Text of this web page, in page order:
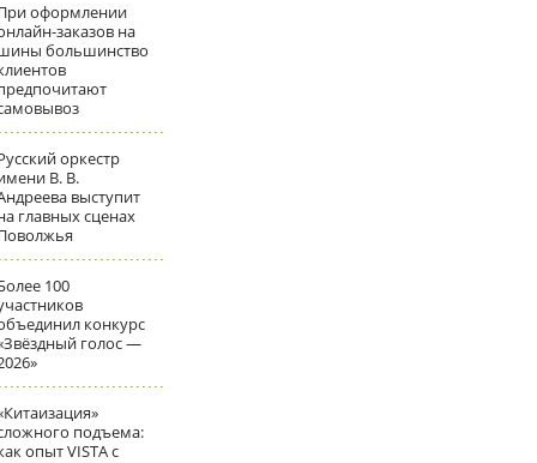
оформлении
заказов на
большинство
оркестр
В. В.
выступит
главных сценах
100
конкурс
голос —
подъема:
опыт VISTA с